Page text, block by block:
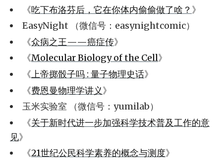
《吃下布洛芬后，它在你体内偷偷做了啥？ 》
EasyNight （微信号：easynightcomic）
《众病之王——癌症传》
《Molecular Biology of the Cell》
《上帝掷骰子吗 : 量子物理史话》
《费恩曼物理学讲义》
玉米实验室 （微信号：yumilab）
《关于新时代进一步加强科学技术普及工作的意
见》
《21世纪公民科学素养的概念与测度》